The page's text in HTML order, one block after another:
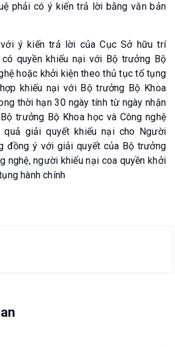
phải có ý kiến trả lời bằng văn bản
ý kiến trả lời của Cục Sở hữu trí
quyền khiếu nại với Bộ trưởng Bộ
hoặc khởi kiện theo thủ tục tố tụng
khiếu nại với Bộ trưởng Bộ Khoa
thời hạn 30 ngày tính từ ngày nhận
trưởng Bộ Khoa học và Công nghệ
giải quyết khiếu nại cho Người
đồng ý với giải quyết của Bộ trưởng
nghệ, người khiếu nại coa quyền khởi
hành chính